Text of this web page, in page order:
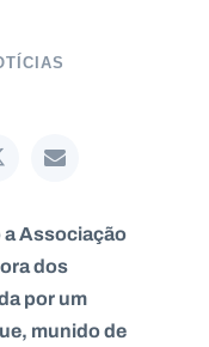
Associação
dos
por um
munido de